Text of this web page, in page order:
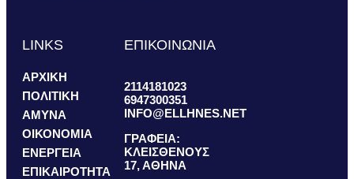
LINKS
ΑΡΧΙΚΗ
ΠΟΛΙΤΙΚΗ
ΑΜΥΝΑ
ΟΙΚΟΝΟΜΙΑ
ΕΝΕΡΓΕΙΑ
ΕΠΙΚΑΙΡΟΤΗΤΑ
ΕΠΙΚΟΙΝΩΝΙΑ
2114181023
6947300351
INFO@ELLHNES.NET
ΓΡΑΦΕΙΑ:
ΚΛΕΙΣΘΕΝΟΥΣ
17, ΑΘΗΝΑ